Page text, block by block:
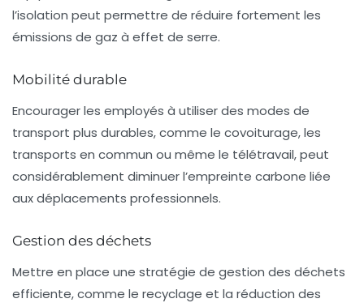
l’isolation peut permettre de réduire fortement les
émissions de gaz à effet de serre.
Mobilité durable
Encourager les employés à utiliser des modes de
transport plus durables, comme le covoiturage, les
transports en commun ou même le télétravail, peut
considérablement diminuer l’empreinte carbone liée
aux déplacements professionnels.
Gestion des déchets
Mettre en place une stratégie de gestion des déchets
efficiente, comme le recyclage et la réduction des